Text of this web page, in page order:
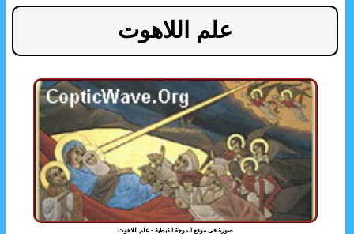
علم اللاهوت
صورة فى موقع الموجة القبطية - علم اللاهوت